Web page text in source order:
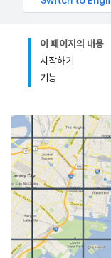
이 페이지의 내용
시작하기
기능